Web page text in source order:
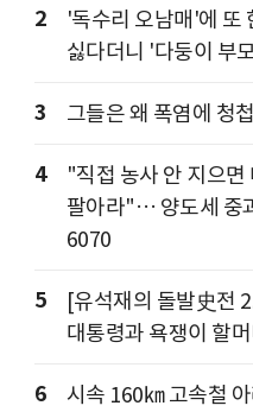
2
'독수리 오남매'에
싫다더니 '다둥이 부
3 그들은 왜 폭염에 청
4
"직접 농사 안 지으면
팔아라"… 양도세 중
6070
5
[유석재의 돌발史전
대통령과 욕쟁이 할머
6
시속 160㎞ 고속철